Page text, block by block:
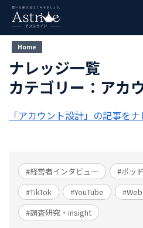
Home
ナレッジ一覧
カテゴリー：アカ
「アカウント設計」の記事を
#経営者インタビュー
#ポッ
#TikTok
#YouTube
#調査研究・insight